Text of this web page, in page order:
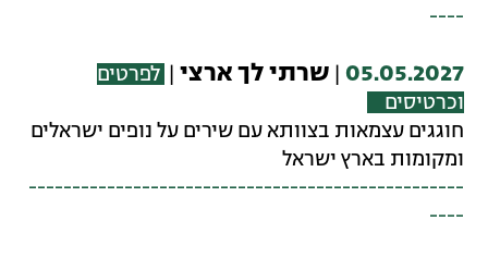
----
05.05.2027 שרתי לך ארצי
לפרטים
וכרטיסים
חוגגים עצמאות בצוותא עם שירים על נופים ישראלים
ומקומות בארץ ישראל
--------------------------------------------------
----